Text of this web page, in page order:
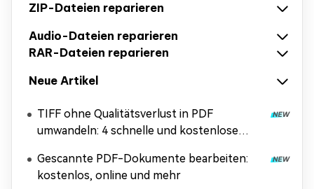
ZIP-Dateien reparieren
Audio-Dateien reparieren
RAR-Dateien reparieren
Neue Artikel
TIFF ohne Qualitätsverlust in PDF
umwandeln: 4 schnelle und kostenlose
Gescannte PDF-Dokumente bearbeiten:
kostenlos, online und mehr